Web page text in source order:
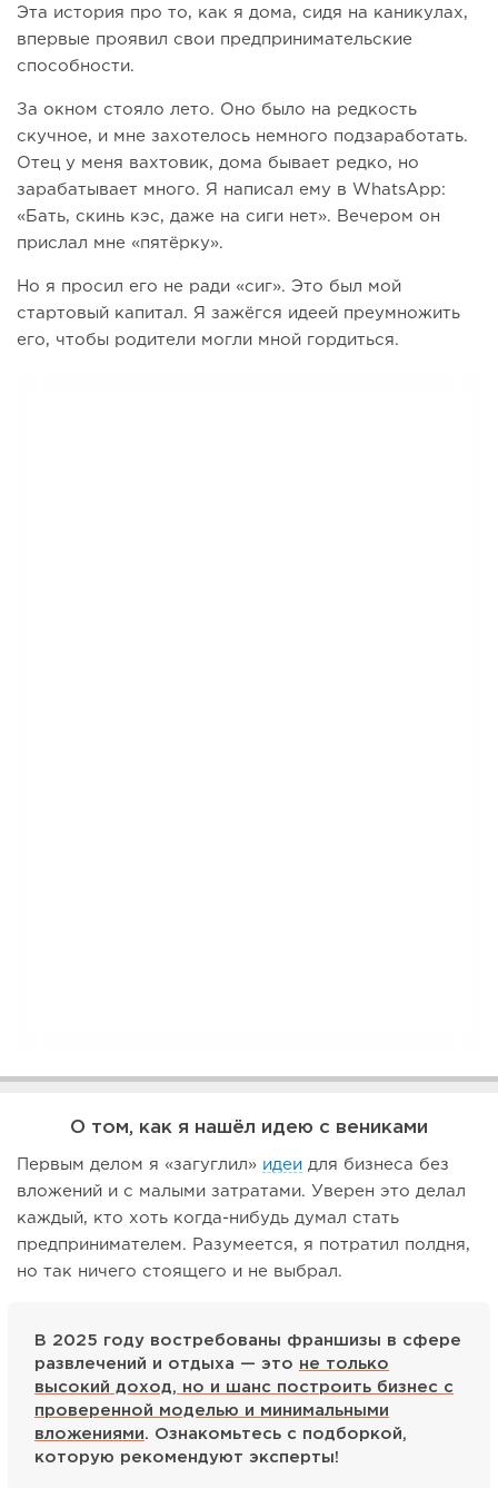
Эта история про то, как я дома, сидя на каникулах,
впервые проявил свои предпринимательские
способности.
За окном стояло лето. Оно было на редкость
скучное, и мне захотелось немного подзаработать.
Отец у меня вахтовик, дома бывает редко, но
зарабатывает много. Я написал ему в WhatsApp:
«Бать, скинь кэс, даже на сиги нет». Вечером он
прислал мне «пятёрку».
Но я просил его не ради «сиг». Это был мой
стартовый капитал. Я зажёгся идеей преумножить
его, чтобы родители могли мной гордиться.
О том, как я нашёл идею с вениками
Первым делом я «загуглил» идеи для бизнеса без
вложений и с малыми затратами. Уверен это делал
каждый, кто хоть когда-нибудь думал стать
предпринимателем. Разумеется, я потратил полдня,
но так ничего стоящего и не выбрал.
В 2025 году востребованы франшизы в сфере
развлечений и отдыха — это не только
высокий доход, но и шанс построить бизнес с
проверенной моделью и минимальными
вложениями. Ознакомьтесь с подборкой,
которую рекомендуют эксперты!